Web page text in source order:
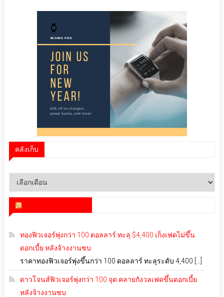
คลังเก็บ
คลัง
ทองฟิวเจอร์พุ่งกว่า 100 ดอลลาร์ ทะลุ $4,400 เก็งเฟดไม่ขึ้น
ดอกเบี้ย หลังจ้างงานซบ
ราคาทองฟิวเจอร์พุ่งขึ้นกว่า 100 ดอลลาร์ ทะลุระดับ 4,400 […]
ดาวโจนส์ฟิวเจอร์พุ่งกว่า 100 จุด คลายกังวลเฟดขึ้นดอกเบี้ย
หลังจ้างงานซบ